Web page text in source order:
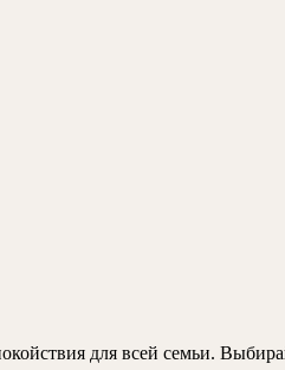
для всей семьи.